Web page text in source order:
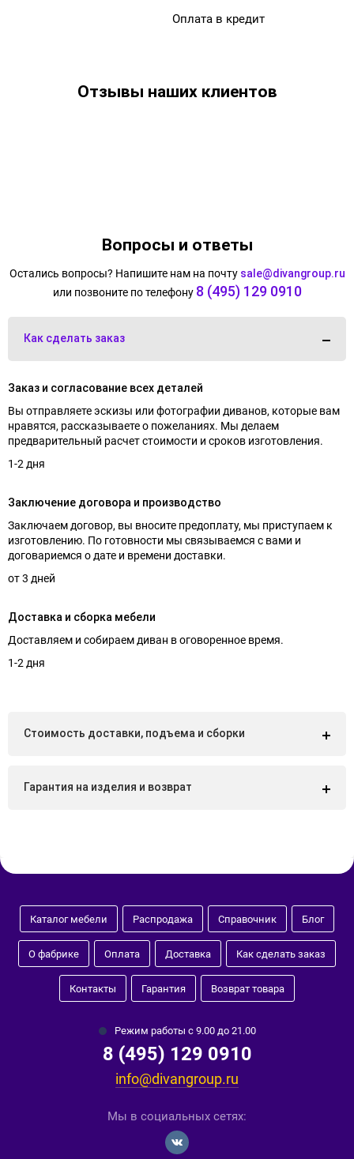
Оплата в кредит
Отзывы наших клиентов
Вопросы и ответы
Остались вопросы? Напишите нам на почту sale@divangroup.ru
или позвоните по телефону 8 (495) 129 0910
Как сделать заказ
Заказ и согласование всех деталей
Вы отправляете эскизы или фотографии диванов, которые вам
нравятся, рассказываете о пожеланиях. Мы делаем
предварительный расчет стоимости и сроков изготовления.
1-2 дня
Заключение договора и производство
Заключаем договор, вы вносите предоплату, мы приступаем к
изготовлению. По готовности мы связываемся с вами и
договариемся о дате и времени доставки.
от 3 дней
Доставка и сборка мебели
Доставляем и собираем диван в оговоренное время.
1-2 дня
Стоимость доставки, подъема и сборки
Гарантия на изделия и возврат
Каталог мебели Распродажа Справочник Блог
О фабрике Оплата Доставка Как сделать заказ
Контакты Гарантия Возврат товара
Режим работы с 9.00 до 21.00
8 (495) 129 0910
info@divangroup.ru
Мы в социальных сетях: